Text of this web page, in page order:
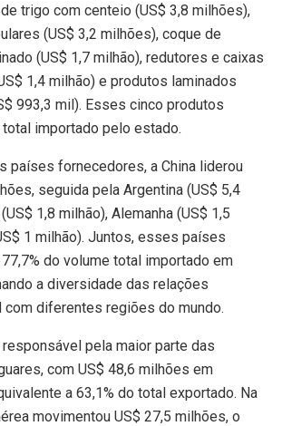
trigo com centeio (US$ 3,8 milhões),
(US$ 3,2 milhões), coque de
(US$ 1,7 milhão), redutores e caixas
1,4 milhão) e produtos laminados
993,3 mil). Esses cinco produtos
importado pelo estado.
países fornecedores, a China liderou
seguida pela Argentina (US$ 5,4
1,8 milhão), Alemanha (US$ 1,5
1 milhão). Juntos, esses países
do volume total importado em
a diversidade das relações
com diferentes regiões do mundo.
pela maior parte das
com US$ 48,6 milhões em
a 63,1% do total exportado. Na
movimentou US$ 27,5 milhões, o